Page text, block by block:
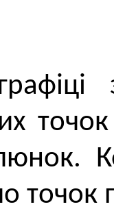
точок
точок